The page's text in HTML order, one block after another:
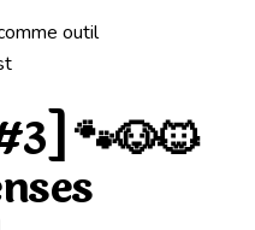
CONTACT
CONTENUS UTILES
🐾🐶🐱